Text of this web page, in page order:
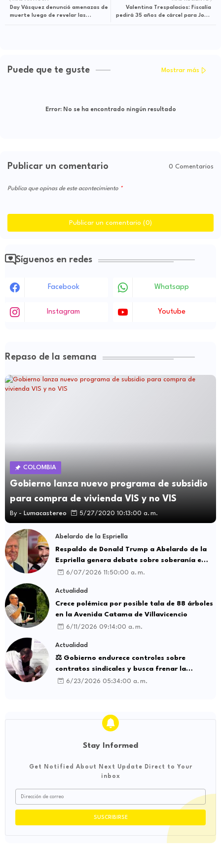
Valentina Trespalacios: Fiscalía
pedirá 35 años de cárcel para John
Day Vásquez denunció amenazas de
muerte luego de revelar las
Puede que te guste Mostrar más
Error:No se ha encontrado ningún resultado
Publicar un comentario 0 Comentarios
Publica que opinas de este acontecimiento
Publicar un comentario (0)
Síguenos en redes
Facebook Whatsapp
Instagram Youtube
Repaso de la semana
COLOMBIA
Gobierno lanza nuevo programa de subsidio
para compra de vivienda VIS y no VIS
By - Lumacastereo 5/27/2020 10:13:00 a. m.
Abelardo de la Espriella
Respaldo de Donald Trump a Abelardo de la
Espriella genera debate sobre soberanía e
influencia internacional
6/07/2026 11:50:00 a. m.
Actualidad
Crece polémica por posible tala de 88 árboles
en la Avenida Catama de Villavicencio
6/11/2026 09:14:00 a. m.
Actualidad
⚖️ Gobierno endurece controles sobre
contratos sindicales y busca frenar la
intermediación laboral ilegal
6/23/2026 05:34:00 a. m.
Stay Informed
Get Notified About Next Update Direct to Your
inbox